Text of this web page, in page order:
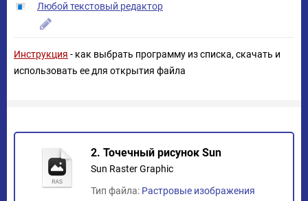
Любой текстовый редактор
Инструкция - как выбрать программу из списка, скачать и
использовать ее для открытия файла
2. Точечный рисунок Sun
Sun Raster Graphic
Тип файла: Растровые изображения